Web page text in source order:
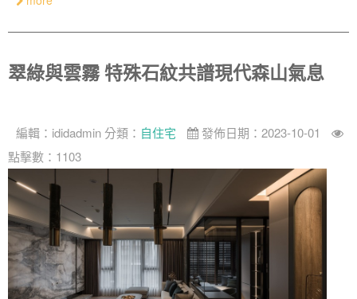
翠綠與雲霧 特殊石紋共譜現代森山氣息
編輯： ididadmin 分類： 自住宅
發佈日期：2023-10-01
點擊數：1103
中式
美式